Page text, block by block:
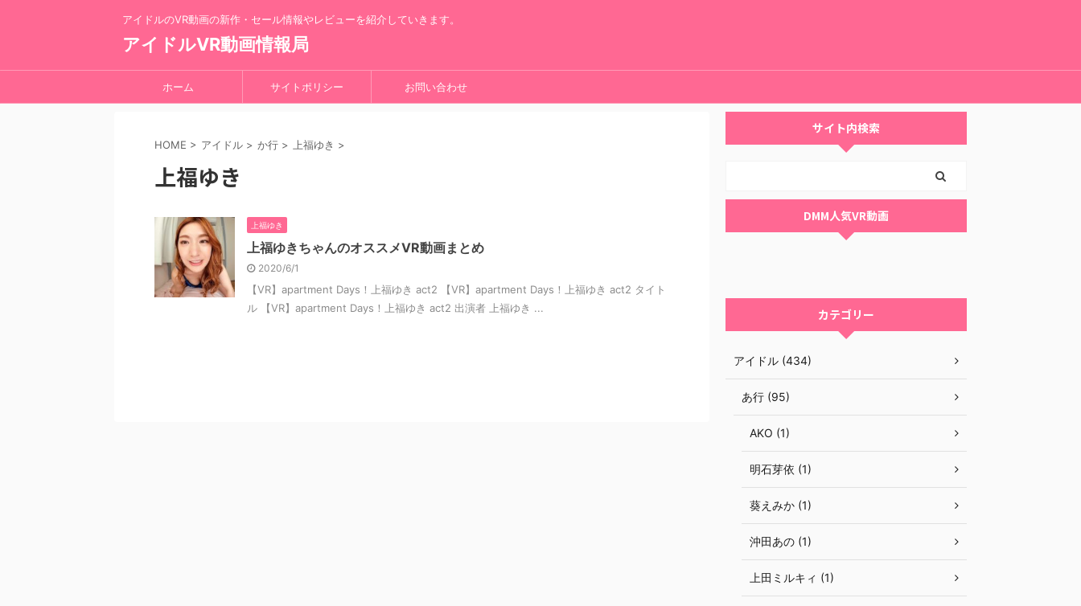
アイドルのVR動画の新作・セール情報やレビューを紹介していきます。
アイドルVR動画情報局
ホーム サイトポリシー お問い合わせ
HOME > アイドル > か行 > 上福ゆき >
上福ゆき
上福ゆき
上福ゆきちゃんのオススメVR動画まとめ
2020/6/1
【VR】apartment Days！上福ゆき act2 【VR】apartment Days！上福ゆき act2 タイト
ル 【VR】apartment Days！上福ゆき act2 出演者 上福ゆき ...
サイト内検索
DMM人気VR動画
カテゴリー
アイドル (434)
あ行 (95)
AKO (1)
明石芽依 (1)
葵えみか (1)
沖田あの (1)
上田ミルキィ (1)